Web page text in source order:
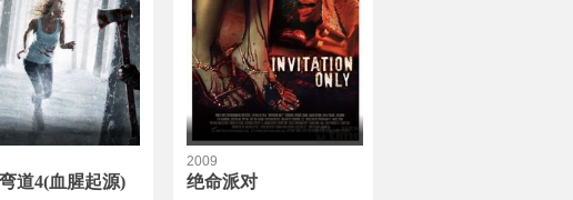
道4(血腥起源)
2009
绝命派对